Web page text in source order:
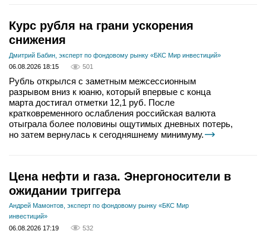
Курс рубля на грани ускорения
снижения
Дмитрий Бабин, эксперт по фондовому рынку «БКС Мир инвестиций»
06.08.2026 18:15
501
Рубль открылся с заметным межсессионным
разрывом вниз к юаню, который впервые с конца
марта достигал отметки 12,1 руб. После
кратковременного ослабления российская валюта
отыграла более половины ощутимых дневных потерь,
но затем вернулась к сегодняшнему минимуму.
Цена нефти и газа. Энергоносители в
ожидании триггера
Андрей Мамонтов, эксперт по фондовому рынку «БКС Мир
инвестиций»
06.08.2026 17:19
532